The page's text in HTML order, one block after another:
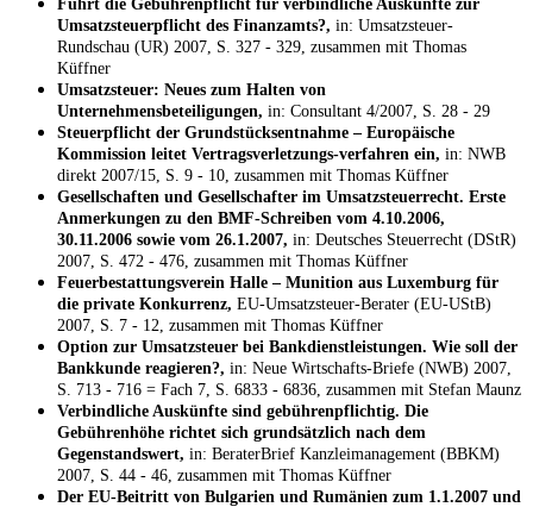
Führt die Gebührenpflicht für verbindliche Auskünfte zur
Umsatzsteuerpflicht des Finanzamts?, in: Umsatzsteuer-
Rundschau (UR) 2007, S. 327 - 329, zusammen mit Thomas
Küffner
Umsatzsteuer: Neues zum Halten von
Unternehmensbeteiligungen, in: Consultant 4/2007, S. 28 - 29
Steuerpflicht der Grundstücksentnahme – Europäische
Kommission leitet Vertragsverletzungs-verfahren ein, in: NWB
direkt 2007/15, S. 9 - 10, zusammen mit Thomas Küffner
Gesellschaften und Gesellschafter im Umsatzsteuerrecht. Erste
Anmerkungen zu den BMF-Schreiben vom 4.10.2006,
30.11.2006 sowie vom 26.1.2007, in: Deutsches Steuerrecht (DStR)
2007, S. 472 - 476, zusammen mit Thomas Küffner
Feuerbestattungsverein Halle – Munition aus Luxemburg für
die private Konkurrenz, EU-Umsatzsteuer-Berater (EU-UStB)
2007, S. 7 - 12, zusammen mit Thomas Küffner
Option zur Umsatzsteuer bei Bankdienstleistungen. Wie soll der
Bankkunde reagieren?, in: Neue Wirtschafts-Briefe (NWB) 2007,
S. 713 - 716 = Fach 7, S. 6833 - 6836, zusammen mit Stefan Maunz
Verbindliche Auskünfte sind gebührenpflichtig. Die
Gebührenhöhe richtet sich grundsätzlich nach dem
Gegenstandswert, in: BeraterBrief Kanzleimanagement (BBKM)
2007, S. 44 - 46, zusammen mit Thomas Küffner
Der EU-Beitritt von Bulgarien und Rumänien zum 1.1.2007 und